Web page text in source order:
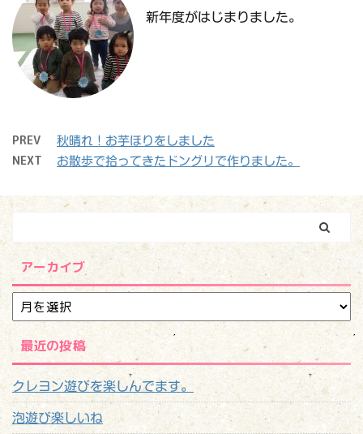
新年度がはじまりました。
PREV 秋晴れ！お芋ほりをしました
NEXT お散歩で拾ってきたドングリで作りました。
アーカイブ
最近の投稿
クレヨン遊びを楽しんでます。
泡遊び楽しいね